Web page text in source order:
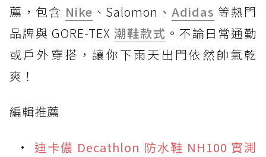
薦，包含 Nike 、Salomon、Adidas 等熱門
品牌與 GORE-TEX 潮鞋款式 。不論日常通勤
或戶外穿搭，讓你下雨天出門依然帥氣乾
爽！
編輯推薦
迪卡儂 Decathlon 防水鞋 NH100 實測